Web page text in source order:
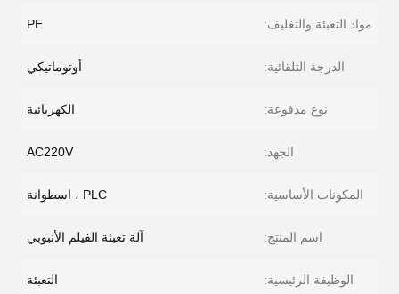
مواد التعبئة والتغليف: PE
الدرجة التلقائية: أوتوماتيكي
نوع مدفوعة: الكهربائية
الجهد: AC220V
المكونات الأساسية: PLC ، اسطوانة
اسم المنتج: آلة تعبئة الفيلم الأنبوبي
الوظيفة الرئيسية: التعبئة